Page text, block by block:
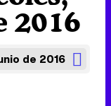
2016
de 2016